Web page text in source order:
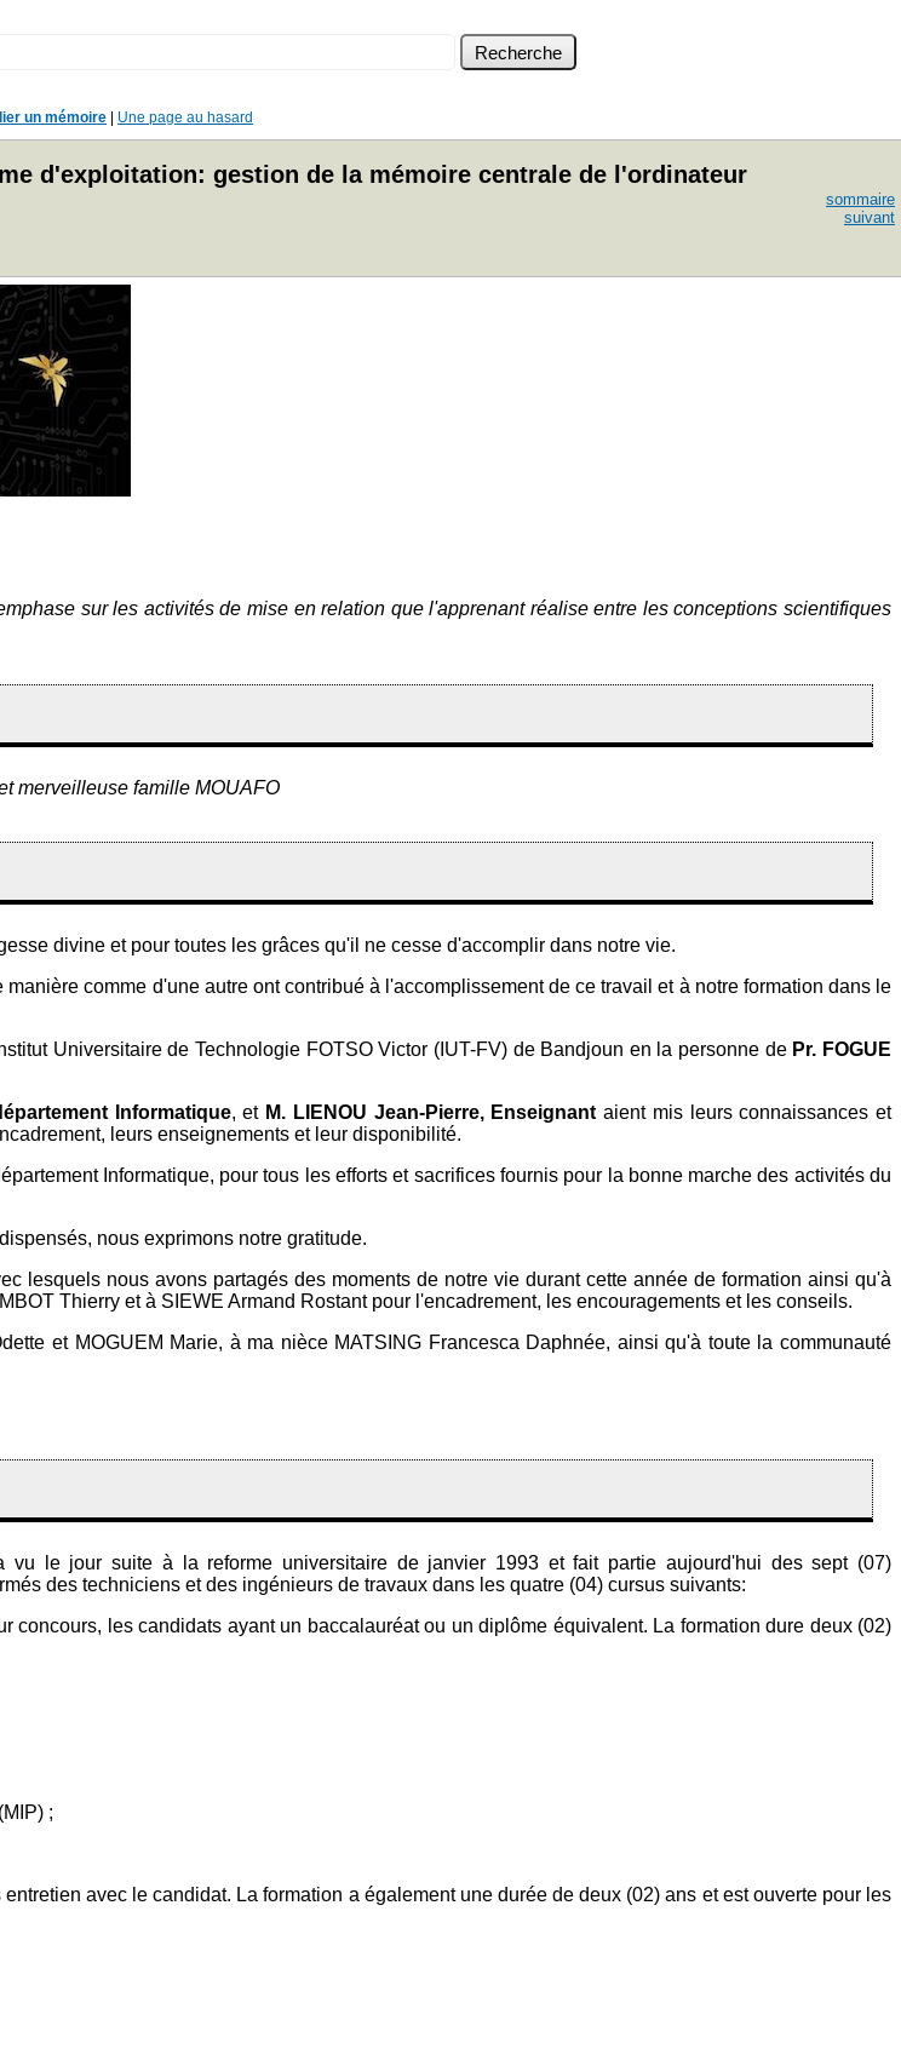
un mémoire Une page au hasard
d'exploitation: gestion de la mémoire centrale de l'ordinateur
sommaire
suivant
sur les activités de mise en relation que l'apprenant réalise entre les conceptions scientifiques
merveilleuse famille MOUAFO
divine et pour toutes les grâces qu'il ne cesse d'accomplir dans notre vie.
comme d'une autre ont contribué à l'accomplissement de ce travail et à notre formation dans le
Universitaire de Technologie FOTSO Victor (IUT-FV) de Bandjoun en la personne de Pr. FOGUE
Informatique, et M. LIENOU Jean-Pierre, Enseignantaient mis leurs connaissances et
leurs enseignements et leur disponibilité.
Informatique, pour tous les efforts et sacrifices fournis pour la bonne marche des activités du
nous exprimons notre gratitude.
lesquels nous avons partagés des moments de notre vie durant cette année de formation ainsi qu'à
Thierry et à SIEWE Armand Rostant pour l'encadrement, les encouragements et les conseils.
et MOGUEM Marie, à ma nièce MATSING Francesca Daphnée, ainsi qu'à toute la communauté
vu le jour suite à la reforme universitaire de janvier 1993 et fait partie aujourd'hui des sept (07)
des techniciens et des ingénieurs de travaux dans les quatre (04) cursus suivants:
les candidats ayant un baccalauréat ou un diplôme équivalent. La formation dure deux (02)
;
avec le candidat. La formation a également une durée de deux (02) ans et est ouverte pour les